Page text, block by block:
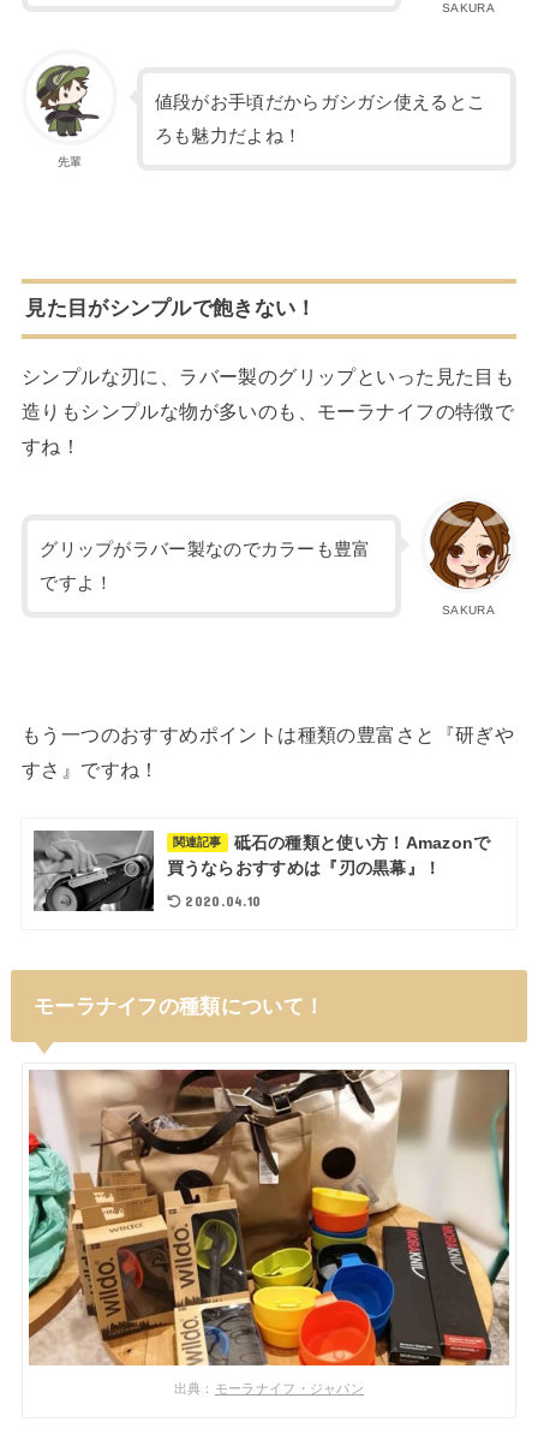
SAKURA
先輩
値段がお手頃だからガシガシ使えるとこ
ろも魅力だよね！
見た目がシンプルで飽きない！
シンプルな刃に、ラバー製のグリップといった見た目も
造りもシンプルな物が多いのも、モーラナイフの特徴で
すね！
SAKURA
グリップがラバー製なのでカラーも豊富
ですよ！
もう一つのおすすめポイントは種類の豊富さと『研ぎや
すさ』ですね！
関連記事
砥石の種類と使い方！Amazonで
買うならおすすめは『刃の黒幕』！
2020.04.10
モーラナイフの種類について！
出典： モーラナイフ・ジャパン